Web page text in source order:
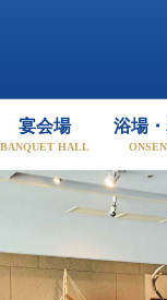
宴会場
BANQUET HALL
浴場
鹿児島